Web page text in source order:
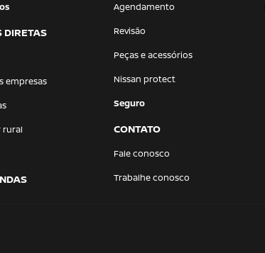
DIRETAS
empresas
rural
Agendamento
Revisão
Peças e acessórios
Nissan protect
Seguro
CONTATO
Fale conosco
Trabalhe conosco